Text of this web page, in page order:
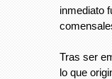
inmediato
Tras ser
lo que